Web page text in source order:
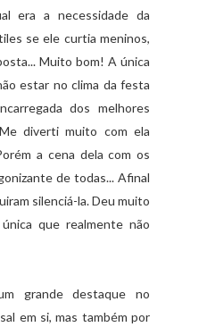
era a necessidade da
se ele curtia meninos,
Muito bom! A única
estar no clima da festa
dos melhores
diverti muito com ela
a cena dela com os
de todas... Afinal
silenciá-la. Deu muito
que realmente não
grande destaque no
em si, mas também por